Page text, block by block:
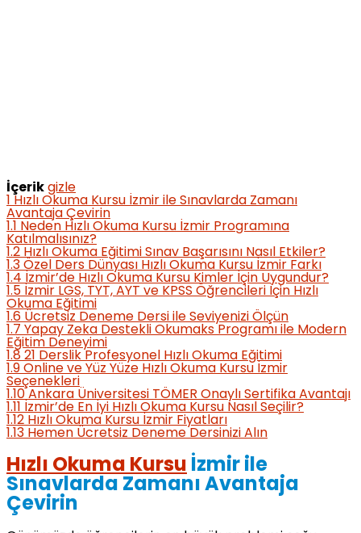
İçerik gizle
Hızlı Okuma Kursu İzmir ile Sınavlarda Zamanı
Avantaja Çevirin
1.1
Neden Hızlı Okuma Kursu İzmir Programına
Katılmalısınız?
1.2 Hızlı Okuma Eğitimi Sınav Başarısını Nasıl Etkiler?
1.3 Özel Ders Dünyası Hızlı Okuma Kursu İzmir Farkı
1.4
İzmir’de Hızlı Okuma Kursu Kimler İçin Uygundur?
1.5 İzmir LGS, TYT, AYT ve KPSS Öğrencileri İçin Hızlı
Okuma Eğitimi
1.6 Ücretsiz Deneme Dersi ile Seviyenizi Ölçün
1.7 Yapay Zeka Destekli Okumaks Programı ile Modern
Eğitim Deneyimi
1.8 21 Derslik Profesyonel Hızlı Okuma Eğitimi
1.9 Online ve Yüz Yüze Hızlı Okuma Kursu İzmir
Seçenekleri
1.10 Ankara Üniversitesi TÖMER Onaylı Sertifika Avantajı
1.11
İzmir’de En İyi Hızlı Okuma Kursu Nasıl Seçilir?
1.12 Hızlı Okuma Kursu İzmir Fiyatları
1.13 Hemen Ücretsiz Deneme Dersinizi Alın
Hızlı Okuma Kursu İzmir ile
Sınavlarda Zamanı Avantaja
Çevirin